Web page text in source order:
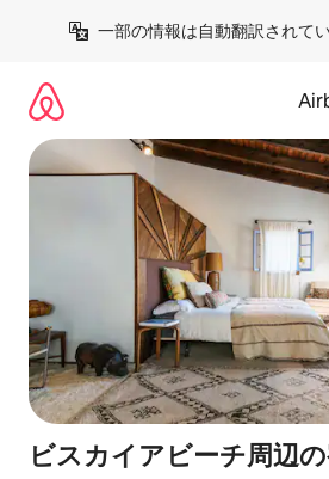
一部の情報は自動翻訳されてい
ビスカイアビーチ⁠周⁠辺⁠